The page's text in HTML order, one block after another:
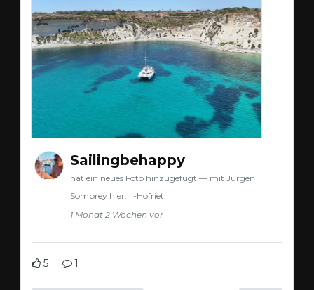
Sailingbehappy
hat ein neues Foto hinzugefügt — mit Jürgen
Sombrey hier: Il-Hofriet.
1 Monat 2 Wochen vor
5 1